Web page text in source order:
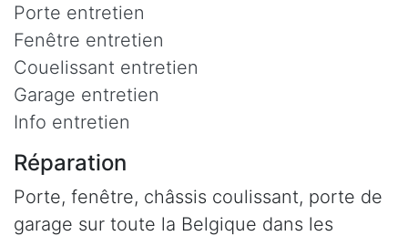
Porte entretien
Fenêtre entretien
Couelissant entretien
Garage entretien
Info entretien
Réparation
Porte, fenêtre, châssis coulissant, porte de
garage sur toute la Belgique dans les